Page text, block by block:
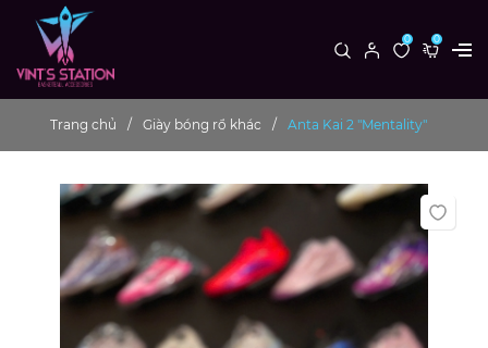
0 0
Trang chủ Giày bóng rổ khác Anta Kai 2 "Mentality"